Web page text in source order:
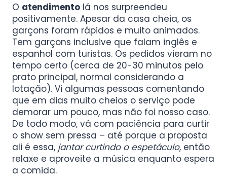
O atendimento lá nos surpreendeu
positivamente. Apesar da casa cheia, os
garçons foram rápidos e muito animados.
Tem garçons inclusive que falam inglês e
espanhol com turistas. Os pedidos vieram no
tempo certo (cerca de 20-30 minutos pelo
prato principal, normal considerando a
lotação). Vi algumas pessoas comentando
que em dias muito cheios o serviço pode
demorar um pouco, mas não foi nosso caso.
De todo modo, vá com paciência para curtir
o show sem pressa – até porque a proposta
ali é essa, jantar curtindo o espetáculo, então
relaxe e aproveite a música enquanto espera
a comida.